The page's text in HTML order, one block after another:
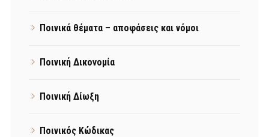
Ποινικά θέματα – αποφάσεις και νόμοι
Ποινική Δικονομία
Ποινική Δίωξη
Ποινικός Κώδικας